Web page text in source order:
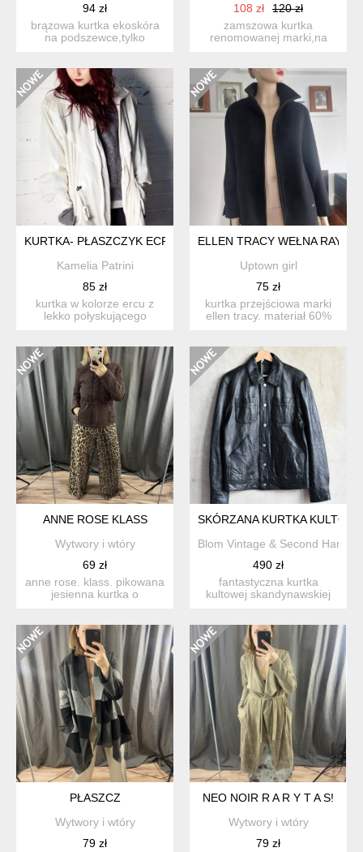
94 zł
brązowa kurtka ekoskóra
na podszewce,tylko
108 zł
120 zł
zamszowa kurtka
renomowanej marki,na
KURTKA- PŁASZCZYK ECRU
Kamelia Patrini
85 zł
kurtka w kolorze ercu z
lekko połyskującego
ELLEN TRACY WEŁNA RAYON
Uptown girl
75 zł
kurtka przejściowa marki
ellen tracy. materiał 60%
ANNE ROSE KLASS
Wytwory i wtóry
69 zł
anne rose. klass. pikowana
jesienna kurtka o
SKÓRZANA KURTKA
Blom Vintage & Second Hand
490 zł
fantastyczna kurtka
kultowej skandynawskiej
PŁASZCZ
Wytwory i wtóry
79 zł
NEO NOIR R A R Y T A S!
Wytwory i wtóry
79 zł